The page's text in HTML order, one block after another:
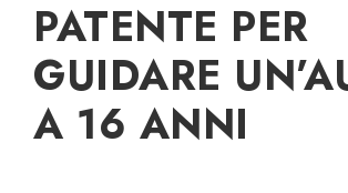
PATENTE PER
GUIDARE
A 16 ANNI